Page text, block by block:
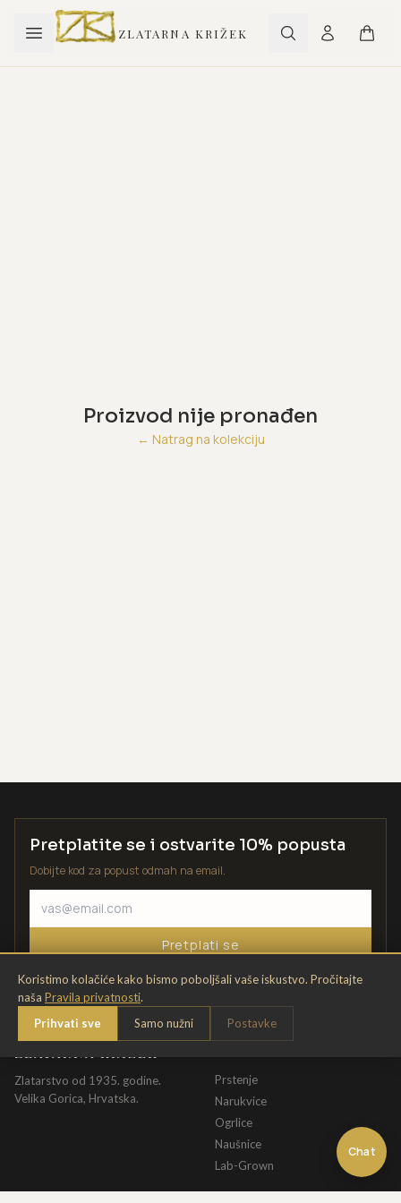
ZLATARNA KRIŽEK
Proizvod nije pronađen
← Natrag na kolekciju
Chat
Koristimo kolačiće kako bismo poboljšali vaše iskustvo. Pročitajte
naša Pravila privatnosti.
Prihvati sve
Samo nužni Postavke
Pretplatite se i ostvarite 10% popusta
Dobijte kod za popust odmah na email.
Pretplati se
Zlatarstvo od 1935. godine.
Velika Gorica, Hrvatska.
Prstenje
Narukvice
Ogrlice
Naušnice
Lab-Grown